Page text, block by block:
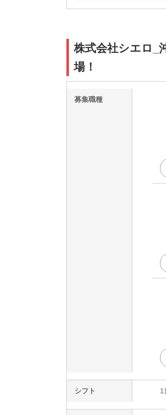
株式会社シエロ_
場！
募集職種
シフト 1